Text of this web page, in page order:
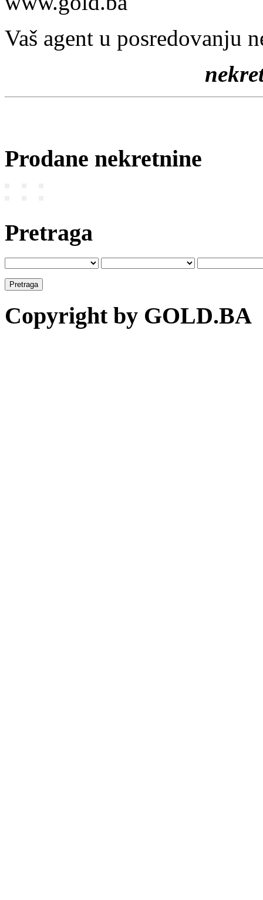
Vaš agent u posredovanju
Prodane nekretnine
Pretraga
Copyright by GOLD.BA